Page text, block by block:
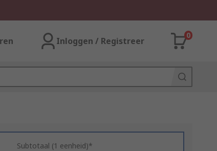
Inloggen / Registreer
0
Subtotaal (1 eenheid)*